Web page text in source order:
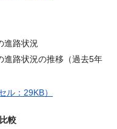
進路状況
進路状況の推移（過去5年
ル：29KB）
較